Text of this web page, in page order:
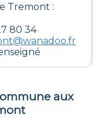
Tremont :
80 34
aux